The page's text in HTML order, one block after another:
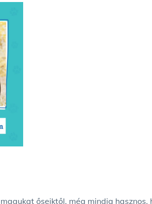
őseiktől, még mindig hasznos,